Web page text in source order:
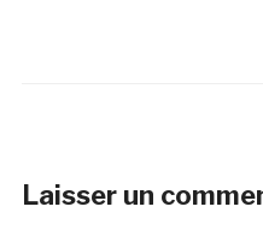
Laisser un